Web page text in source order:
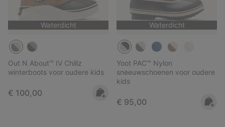
Waterdicht
Out N About™ IV Chillz
winterboots voor oudere kids
Regular price:
€ 100,00
Waterdicht
Yoot PAC™ Nylon
sneeuwschoenen voor oudere
kids
Regular price:
€ 95,00